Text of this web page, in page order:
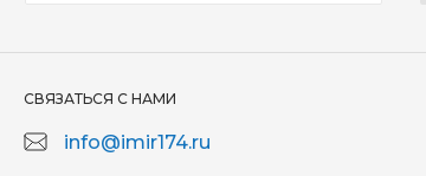
СВЯЗАТЬСЯ С НАМИ
info@imir174.ru